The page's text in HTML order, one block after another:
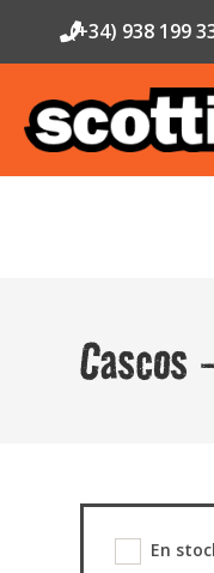
(+34) 938 199
Cascos
En